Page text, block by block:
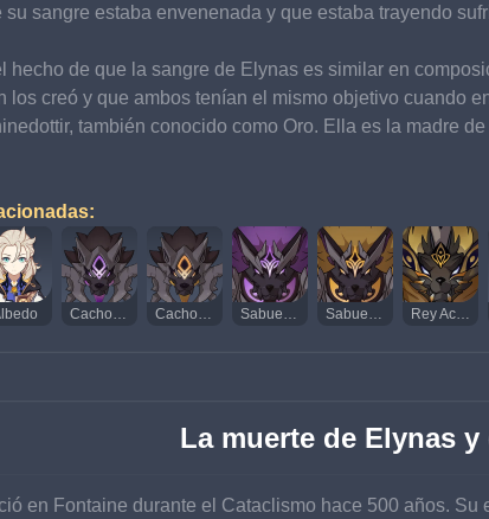
su sangre estaba envenenada y que estaba trayendo
hecho de que la sangre de Elynas es similar en
los creó y que ambos tenían el mismo objetivo cuando
también conocido como Oro. Ella es la madre
Cachorro Acechador Eléctrico Cachorro Acechador Lítico Sabueso Acechador Eléctrico Sabueso Acechador Lítico Rey Acechador Dorado
La muerte de Elynas
en Fontaine durante el Cataclismo hace 500 años.